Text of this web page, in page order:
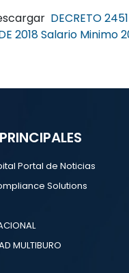
DECRETO
2018 Salario Minimo
Portal de Noticias
Solutions
MULTIBURO